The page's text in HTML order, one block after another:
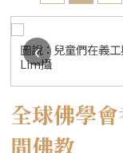
圖說：兒童們在義
Lim攝
‹
全球佛學
間佛教